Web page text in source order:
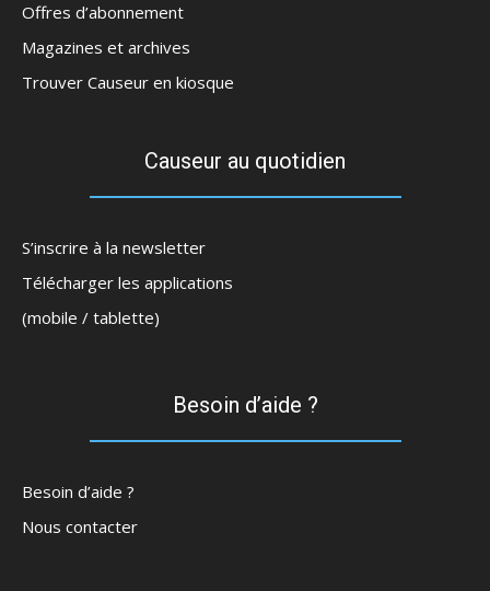
Offres d’abonnement
Magazines et archives
Trouver Causeur en kiosque
Causeur au quotidien
S’inscrire à la newsletter
Télécharger les applications
(mobile / tablette)
Besoin d’aide ?
Besoin d’aide ?
Nous contacter